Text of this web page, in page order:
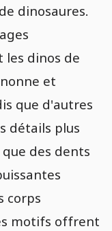
dinosaures.
dinos de
et
que d'autres
détails plus
des dents
corps
motifs offrent